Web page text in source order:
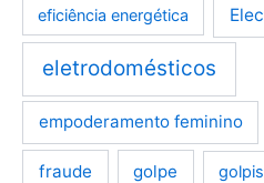
eficiência energética
eletrodomésticos
empoderamento feminino
fraude golpe